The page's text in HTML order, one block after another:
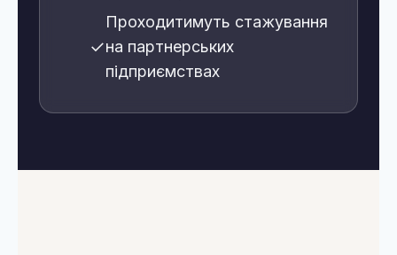
✓
Проходитимуть стажування
на партнерських
підприємствах